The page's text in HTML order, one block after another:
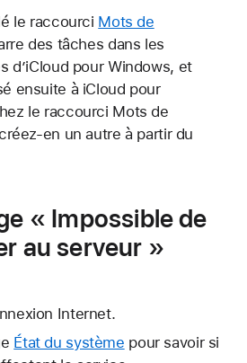
le raccourci Mots de
des tâches dans les
d’iCloud pour Windows, et
ensuite à iCloud pour
le raccourci Mots de
en un autre à partir du
« Impossible de
au serveur »
Internet.
État du système pour savoir si